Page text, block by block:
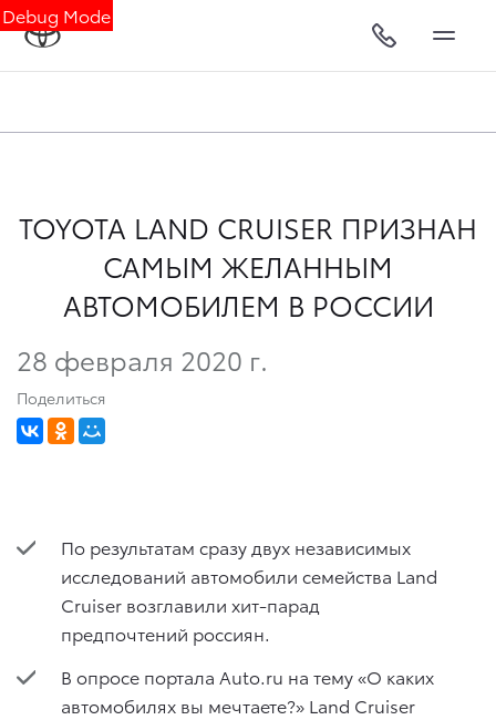
Debug Mode
TOYOTA LAND CRUISER ПРИЗНАН
САМЫМ ЖЕЛАННЫМ
АВТОМОБИЛЕМ В РОССИИ
28 февраля 2020 г.
Поделиться
По результатам сразу двух независимых
исследований автомобили семейства Land
Cruiser возглавили хит-парад
предпочтений россиян.
В опросе портала Auto.ru на тему «О каких
автомобилях вы мечтаете?» Land Cruiser